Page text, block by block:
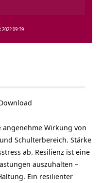
2022 09:39
Wirkung von
Schulterbereich. Stärke
ab. Resilienz ist eine
auszuhalten –
Ein resilienter